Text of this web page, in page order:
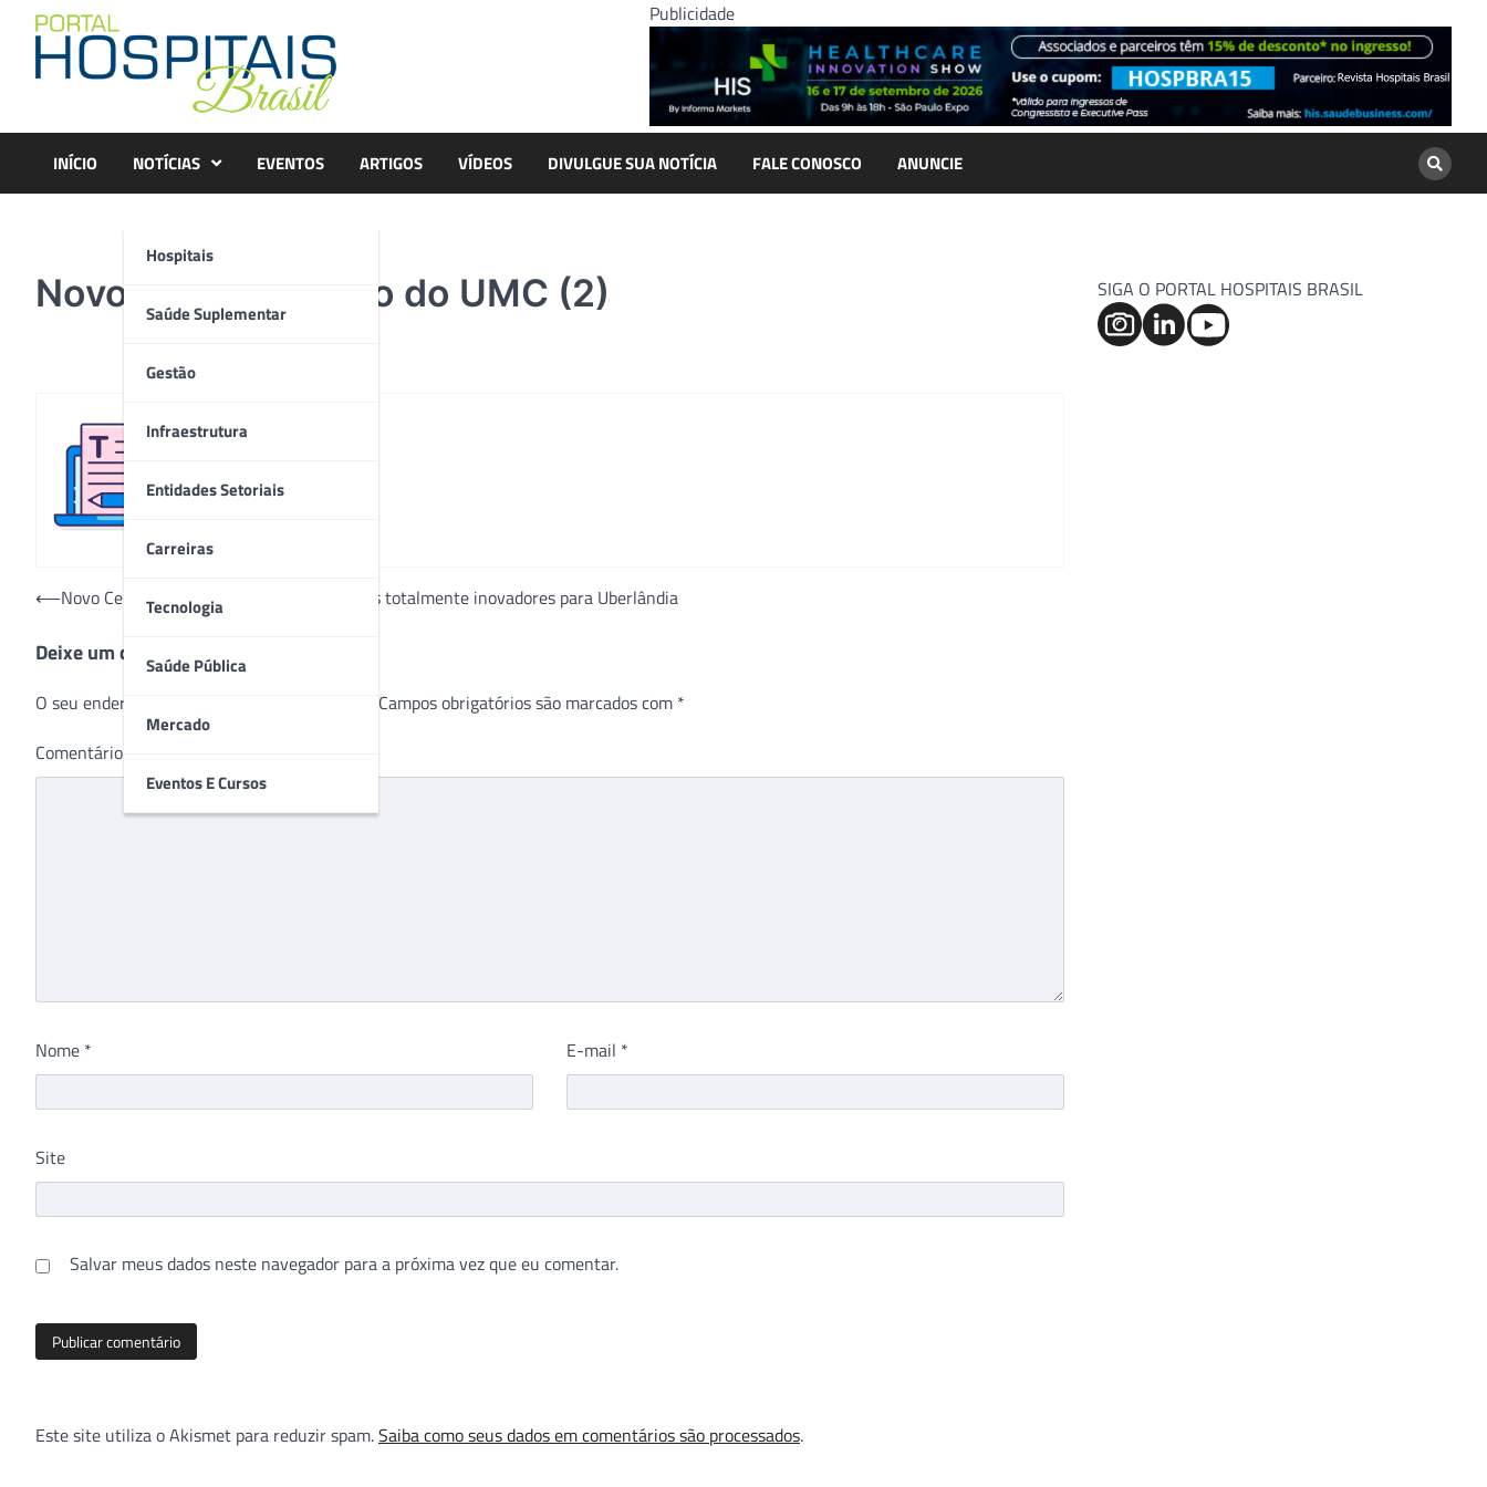
content
Publicidade
INÍCIO NOTÍCIAS
Hospitais
Saúde Suplementar
Gestão
Infraestrutura
Entidades Setoriais
Carreiras
Tecnologia
Saúde Pública
Mercado
Eventos E Cursos
EVENTOS ARTIGOS VÍDEOS DIVULGUE SUA NOTÍCIA FALE CONOSCO ANUNCIE
Novo Centro Clínico do UMC (2)
Navegação
Post
⟵Novo Centro Clínico do UMC traz conceitos totalmente inovadores para Uberlândia
Deixe um comentário
O seu endereço de e-mail não será publicado. Campos obrigatórios são marcados com *
Comentário
Nome * E-mail *
Site
Salvar meus dados neste navegador para a próxima vez que eu comentar.
Este site utiliza o Akismet para reduzir spam.Saiba como seus dados em comentários são processados.
SIGA O PORTAL HOSPITAIS BRASIL